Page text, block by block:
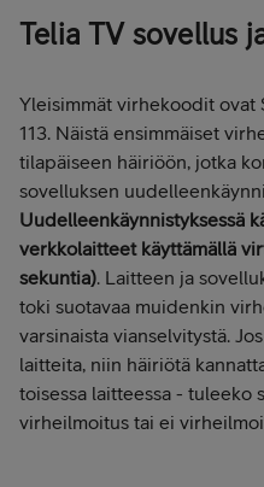
Telia TV sovellus
Yleisimmät virhekoodit ovat
113. Näistä ensimmäiset
tilapäiseen häiriöön, jotka
sovelluksen
Uudelleenkäynnistyksessä
verkkolaitteet käyttämällä
sekuntia). Laitteen ja
toki suotavaa muidenkin
varsinaista vianselvitystä.
laitteita, niin häiriötä
toisessa laitteessa - tuleeko
virheilmoitus tai ei